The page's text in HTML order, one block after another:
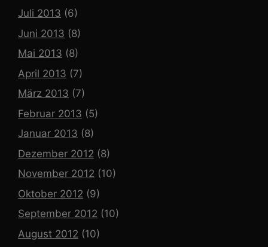
Juli 2013 (6)
Juni 2013 (8)
Mai 2013 (8)
April 2013 (7)
März 2013 (7)
Februar 2013 (5)
Januar 2013 (8)
Dezember 2012 (8)
November 2012 (10)
Oktober 2012 (9)
September 2012 (10)
August 2012 (10)